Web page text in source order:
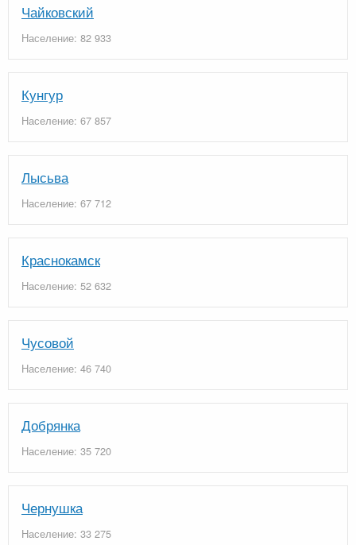
Чайковский
Население: 82 933
Кунгур
Население: 67 857
Лысьва
Население: 67 712
Краснокамск
Население: 52 632
Чусовой
Население: 46 740
Добрянка
Население: 35 720
Чернушка
Население: 33 275